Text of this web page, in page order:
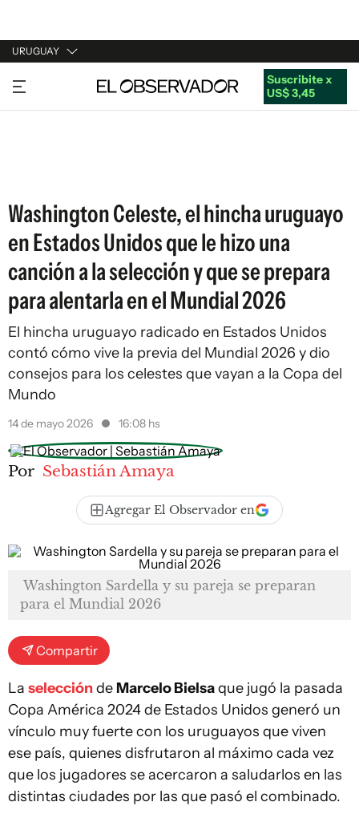
URUGUAY
URUGUAY
ARGENTINA
Suscribite x
US$ 3,45
Washington Celeste, el hincha uruguayo
en Estados Unidos que le hizo una
canción a la selección y que se prepara
para alentarla en el Mundial 2026
El hincha uruguayo radicado en Estados Unidos
contó cómo vive la previa del Mundial 2026 y dio
consejos para los celestes que vayan a la Copa del
Mundo
14 de mayo 2026 16:08 hs
Por Sebastián Amaya
Agregar El Observador en
Washington Sardella y su pareja se preparan
para el Mundial 2026
Compartir
La selecciónde Marcelo Bielsaque jugó la pasada
Copa América 2024 de Estados Unidos generó un
vínculo muy fuerte con los uruguayos que viven
ese país, quienes disfrutaron al máximo cada vez
que los jugadores se acercaron a saludarlos en las
distintas ciudades por las que pasó el combinado.